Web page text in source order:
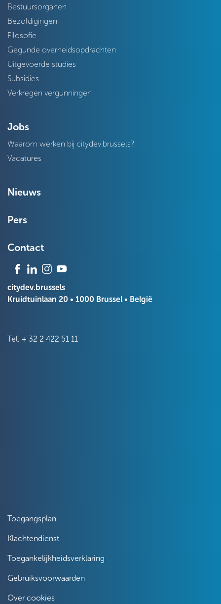
Bestuursorganen
Bezoldigingen
Filosofie
Gegunde overheidsopdrachten
Uitgevoerde studies
Subsidies
Verkregen vergunningen
Jobs
Waarom werken bij citydev.brussels?
Vacatures
Nieuws
Pers
Contact
citydev.brussels
Kruidtuinlaan 20 • 1000 Brussel • België
Tel. + 32 2 422 51 11
Toegangsplan
Klachtendienst
Toegankelijkheidsverklaring
Gebruiksvoorwaarden
Over cookies